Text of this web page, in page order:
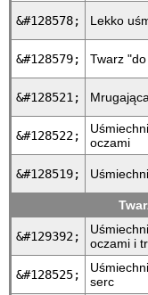
&#128578; Lekko
&#128579; Twarz
&#128521;
&#128522;
oczami
&#128519;
&#129392;
oczami i
&#128525;
serc